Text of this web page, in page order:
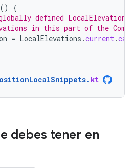
()
{
defined
in this part of the
= LocalElevations .current.
. kt
debes tener en